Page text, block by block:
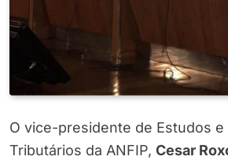
O vice-presidente de Estudos e
Tributários da ANFIP, Cesar